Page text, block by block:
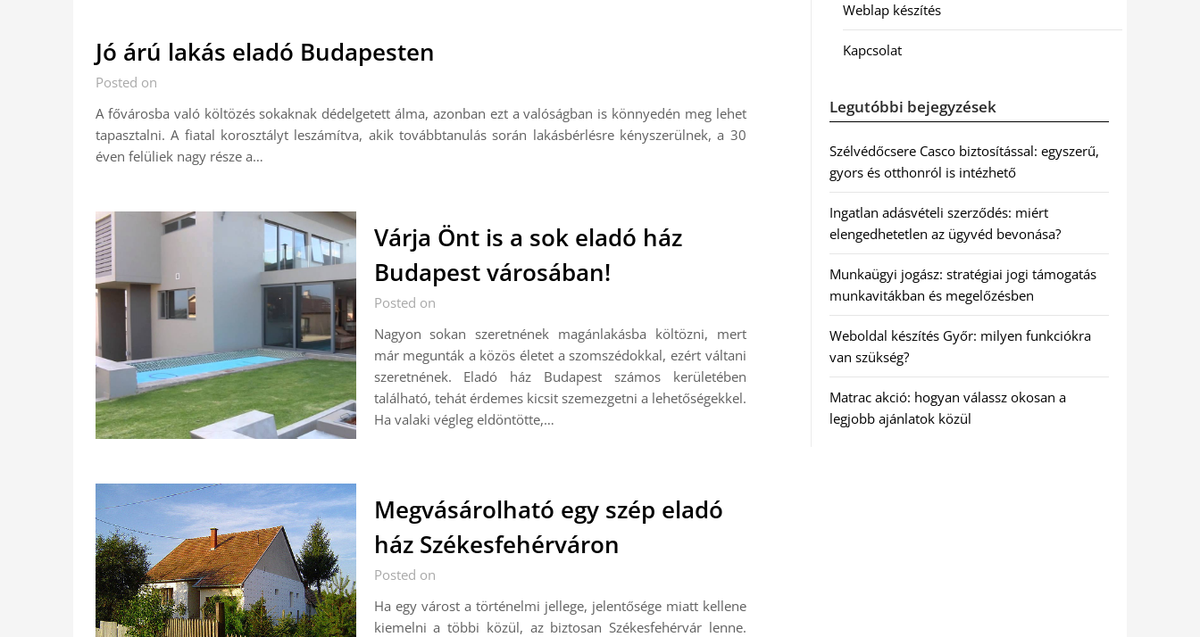
Jó árú lakás eladó Budapesten
Posted on
A fővárosba való költözés sokaknak dédelgetett álma, azonban ezt a valóságban is könnyedén meg lehet
tapasztalni. A fiatal korosztályt leszámítva, akik továbbtanulás során lakásbérlésre kényszerülnek, a 30
éven felüliek nagy része a…
Várja Önt is a sok eladó ház
Budapest városában!
Posted on
Nagyon sokan szeretnének magánlakásba költözni, mert
már megunták a közös életet a szomszédokkal, ezért váltani
szeretnének. Eladó ház Budapest számos kerületében
található, tehát érdemes kicsit szemezgetni a lehetőségekkel.
Ha valaki végleg eldöntötte,…
Megvásárolható egy szép eladó
ház Székesfehérváron
Posted on
Ha egy várost a történelmi jellege, jelentősége miatt kellene
kiemelni a többi közül, az biztosan Székesfehérvár lenne.
Weblap készítés
Kapcsolat
Legutóbbi bejegyzések
Szélvédőcsere Casco biztosítással: egyszerű,
gyors és otthonról is intézhető
Ingatlan adásvételi szerződés: miért
elengedhetetlen az ügyvéd bevonása?
Munkaügyi jogász: stratégiai jogi támogatás
munkavitákban és megelőzésben
Weboldal készítés Győr: milyen funkciókra
van szükség?
Matrac akció: hogyan válassz okosan a
legjobb ajánlatok közül